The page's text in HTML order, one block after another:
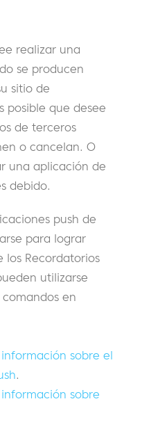
realizar una
se producen
sitio de
posible que desee
de terceros
o cancelan. O
una aplicación de
debido.
push de
para lograr
los Recordatorios
utilizarse
en
información sobre el
.
sobre